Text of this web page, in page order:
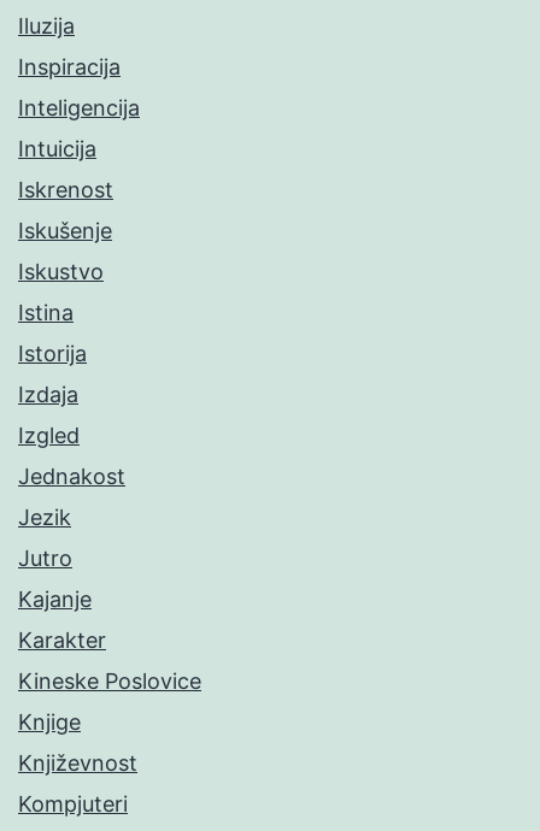
Iluzija
Inspiracija
Inteligencija
Intuicija
Iskrenost
Iskušenje
Iskustvo
Istina
Istorija
Izdaja
Izgled
Jednakost
Jezik
Jutro
Kajanje
Karakter
Kineske Poslovice
Knjige
Književnost
Kompjuteri